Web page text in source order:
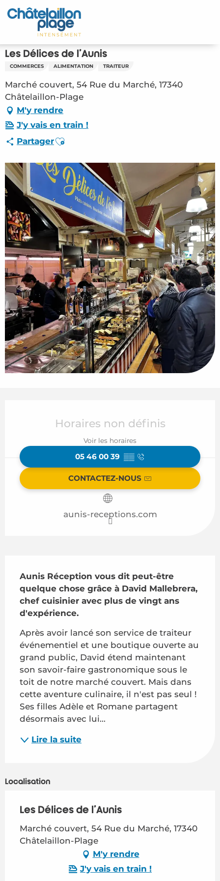
Aller
au
principal
Accueil
Découvrir
Activités
A vivre
Rendez-vous
Votre séjour
Espace Pro
Les Délices de l'Aunis
COMMERCES ALIMENTATION TRAITEUR
Marché couvert, 54 Rue du Marché, 17340
Châtelaillon-Plage
M'y rendre
J'y vais en train !
PartagerAjouter aux favoris
Horaires non définis
Voir les horaires
05 46 00 39 ▒▒
CONTACTEZ-NOUS
aunis-receptions.com
Aunis Réception vous dit peut-être
quelque chose grâce à David Mallebrera,
chef cuisinier avec plus de vingt ans
d'expérience.
Après avoir lancé son service de traiteur
événementiel et une boutique ouverte au
grand public, David étend maintenant
son savoir-faire gastronomique sous le
toit de notre marché couvert. Mais dans
cette aventure culinaire, il n'est pas seul !
Ses filles Adèle et Romane partagent
désormais avec lui...
Lire la suite
Localisation
Les Délices de l'Aunis
Marché couvert, 54 Rue du Marché, 17340
Châtelaillon-Plage
M'y rendre
J'y vais en train !